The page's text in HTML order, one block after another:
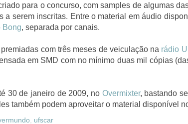
para o concurso, com samples de algumas
a serem inscritas. Entre o material em áudio
Bong, separada por canais.
com três meses de veiculação na rádio
em SMD com no mínimo duas mil cópias
30 de janeiro de 2009, no Overmixter, bastando
também podem aproveitar o material disponível
ufscar